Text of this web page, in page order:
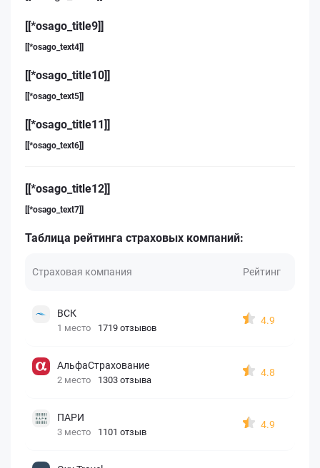
[[*osago_title9]]
[[*osago_text4]]
[[*osago_title10]]
[[*osago_text5]]
[[*osago_title11]]
[[*osago_text6]]
[[*osago_title12]]
[[*osago_text7]]
Таблица рейтинга страховых компаний:
Страховая компания Рейтинг
ВСК
1 место 1719 отзывов
4.9
АльфаСтрахование
2 место 1303 отзыва
4.8
ПАРИ
3 место 1101 отзыв
4.9